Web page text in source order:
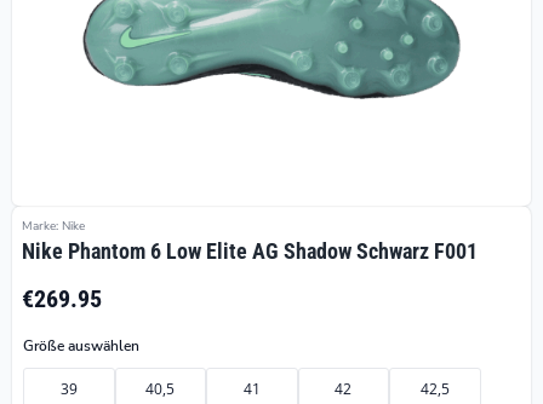
Marke: Nike
Nike Phantom 6 Low Elite AG Shadow Schwarz F001
€269.95
Größe auswählen
39 40,5 41 42 42,5